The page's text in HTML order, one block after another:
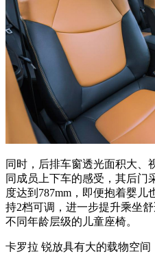
同时，后排车窗透光面积大、
同成员上下车的感受，其后门
度达到787mm，即便抱着婴
持2档可调，进一步提升乘坐
不同年龄层级的儿童座椅。
卡罗拉 锐放具有大的载物空